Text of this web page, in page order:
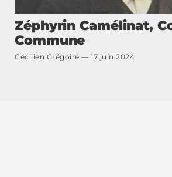
Zéphyrin Camélinat,
Commune
Cécilien Grégoire 17 juin 2024